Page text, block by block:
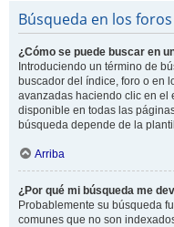
Búsqueda en los foros
¿Cómo se puede buscar en
Introduciendo un término de
buscador del índice, foro o en
avanzadas haciendo clic en el
disponible en todas las
búsqueda depende de la
Arriba
¿Por qué mi búsqueda me
Probablemente su búsqueda
comunes que no son